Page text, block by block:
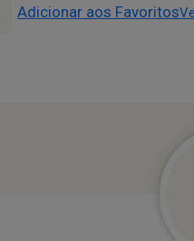
Adicionar aos Favoritos